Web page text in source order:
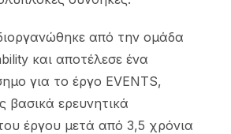
από την ομάδα
και αποτέλεσε ένα
για το έργο EVENTS,
βασικά ερευνητικά
έργου μετά από 3,5 χρόνια